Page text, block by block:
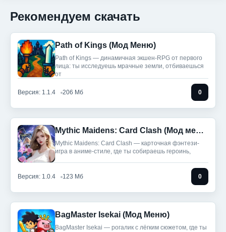
Рекомендуем скачать
Path of Kings (Мод Меню)
Path of Kings — динамичная экшен-RPG от первого
лица: ты исследуешь мрачные земли, отбиваешься
от
Версия: 1.1.4 206 Мб 0
Mythic Maidens: Card Clash (Мод меню)
Mythic Maidens: Card Clash — карточная фэнтези-
игра в аниме-стиле, где ты собираешь героинь,
Версия: 1.0.4 123 Мб 0
BagMaster Isekai (Мод Меню)
BagMaster Isekai — рогалик с лёгким сюжетом, где ты